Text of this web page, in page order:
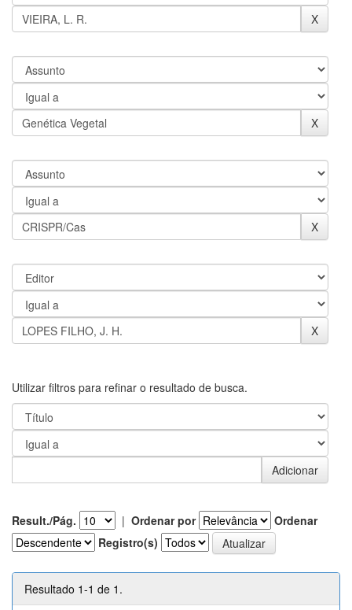
Utilizar filtros para refinar o resultado de busca.
Result./Pág. | Ordenar por
Ordenar
Registro(s)
Resultado 1-1 de 1.